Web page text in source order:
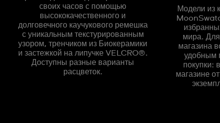
своих часов с помощью
высококачественного и
долговечного каучукового ремешка
с уникальным текстурированным
узором, тренчиком из Биокерамики
и застежкой на липучке VELCRO®.
Доступны разные варианты
расцветок.
Модели из
мира.
магазина
удобным
покупки:
магазине